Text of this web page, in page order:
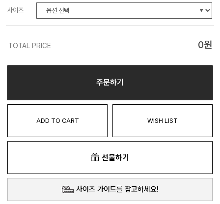
사이즈
TOTAL PRICE 0원
주문하기
ADD TO CART WISH LIST
선물하기
사이즈 가이드를 참고하세요!